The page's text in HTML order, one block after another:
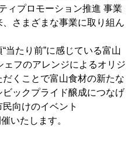
ィプロモーション推進 事業
さまざまな事業に取り組ん
たり前”に感じている富山
フのアレンジによるオリジ
くことで富山食材の新たな
ックプライド醸成につなげ
向けのイベント
いたします。